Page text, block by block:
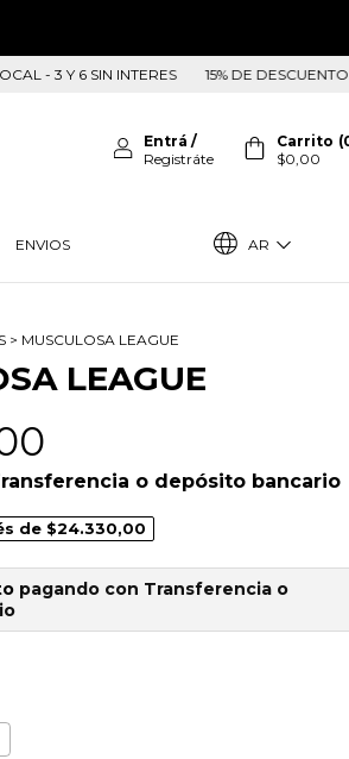
Y 6 SIN INTERES 15% DE DESCUENTO EN
Entrá /
Registráte
Carrito (
$0,00
ENVIOS AR
> MUSCULOSA LEAGUE
LEAGUE
o depósito bancario
de $24.330,00
pagando con Transferencia o